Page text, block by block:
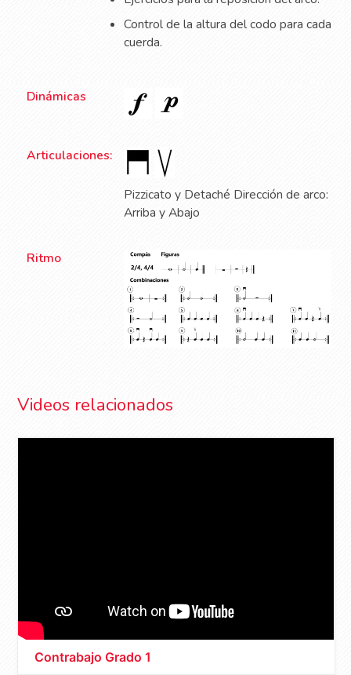
Control de la altura del codo para cada
cuerda.
Dinámicas
Articulaciones:
Pizzicato y Detaché Dirección de arco:
Arriba y Abajo
Ritmo
Videos relacionados
Contrabajo Grado 1